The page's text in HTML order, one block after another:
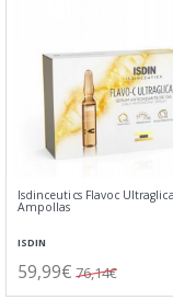
Isdinceutics Flavoc
Ampollas
ISDIN
59,99€ 76,14€